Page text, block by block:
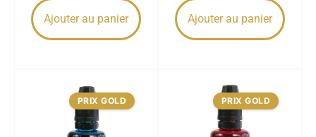
Ajouter au panier Ajouter au panier
PRIX GOLD PRIX GOLD